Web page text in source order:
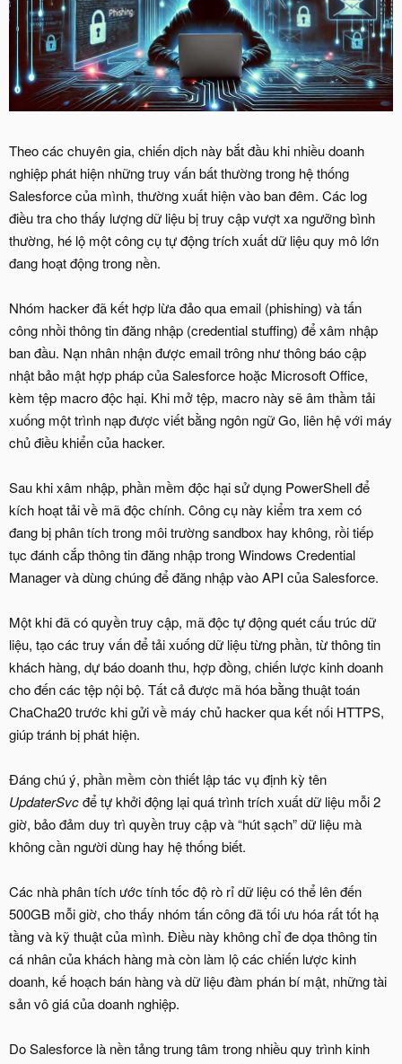
Theo các chuyên gia, chiến dịch này bắt đầu khi nhiều doanh
nghiệp phát hiện những truy vấn bất thường trong hệ thống
Salesforce của mình, thường xuất hiện vào ban đêm. Các log
điều tra cho thấy lượng dữ liệu bị truy cập vượt xa ngưỡng bình
thường, hé lộ một công cụ tự động trích xuất dữ liệu quy mô lớn
đang hoạt động trong nền.
Nhóm hacker đã kết hợp lừa đảo qua email (phishing) và tấn
công nhồi thông tin đăng nhập (credential stuffing) để xâm nhập
ban đầu. Nạn nhân nhận được email trông như thông báo cập
nhật bảo mật hợp pháp của Salesforce hoặc Microsoft Office,
kèm tệp macro độc hại. Khi mở tệp, macro này sẽ âm thầm tải
xuống một trình nạp được viết bằng ngôn ngữ Go, liên hệ với máy
chủ điều khiển của hacker.
Sau khi xâm nhập, phần mềm độc hại sử dụng PowerShell để
kích hoạt tải về mã độc chính. Công cụ này kiểm tra xem có
đang bị phân tích trong môi trường sandbox hay không, rồi tiếp
tục đánh cắp thông tin đăng nhập trong Windows Credential
Manager và dùng chúng để đăng nhập vào API của Salesforce.
Một khi đã có quyền truy cập, mã độc tự động quét cấu trúc dữ
liệu, tạo các truy vấn để tải xuống dữ liệu từng phần, từ thông tin
khách hàng, dự báo doanh thu, hợp đồng, chiến lược kinh doanh
cho đến các tệp nội bộ. Tất cả được mã hóa bằng thuật toán
ChaCha20 trước khi gửi về máy chủ hacker qua kết nối HTTPS,
giúp tránh bị phát hiện.
Đáng chú ý, phần mềm còn thiết lập tác vụ định kỳ tên
UpdaterSvcđể tự khởi động lại quá trình trích xuất dữ liệu mỗi 2
giờ, bảo đảm duy trì quyền truy cập và “hút sạch” dữ liệu mà
không cần người dùng hay hệ thống biết.
Các nhà phân tích ước tính tốc độ rò rỉ dữ liệu có thể lên đến
500GB mỗi giờ, cho thấy nhóm tấn công đã tối ưu hóa rất tốt hạ
tầng và kỹ thuật của mình. Điều này không chỉ đe dọa thông tin
cá nhân của khách hàng mà còn làm lộ các chiến lược kinh
doanh, kế hoạch bán hàng và dữ liệu đàm phán bí mật, những tài
sản vô giá của doanh nghiệp.
Do Salesforce là nền tảng trung tâm trong nhiều quy trình kinh